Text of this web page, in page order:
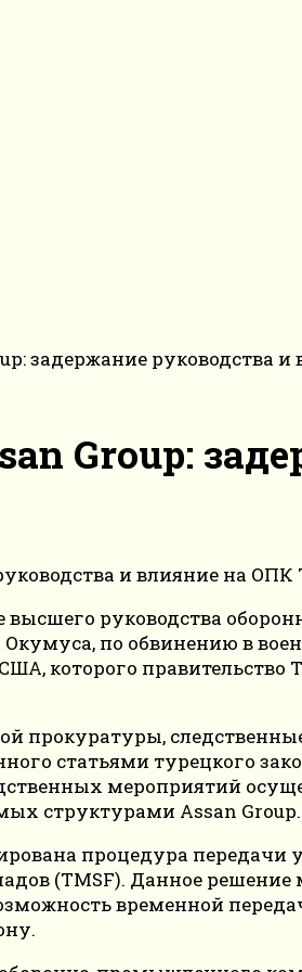
задержание руководства
Group:
руководства
по обвинению в
которого
прокуратуры,
статьями турецкого
мероприятий
структурами Assan Group.
процедура
(TMSF). Данное
временной